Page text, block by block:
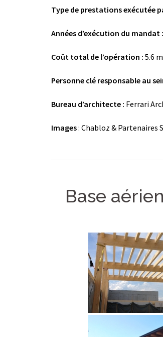
Type de prestations exécutée
Années d’exécution du mandat :
Coût total de l’opération : 5.6
Personne clé responsable au
Bureau d’architecte : Ferrari
Images: Chabloz & Partenaires
Base